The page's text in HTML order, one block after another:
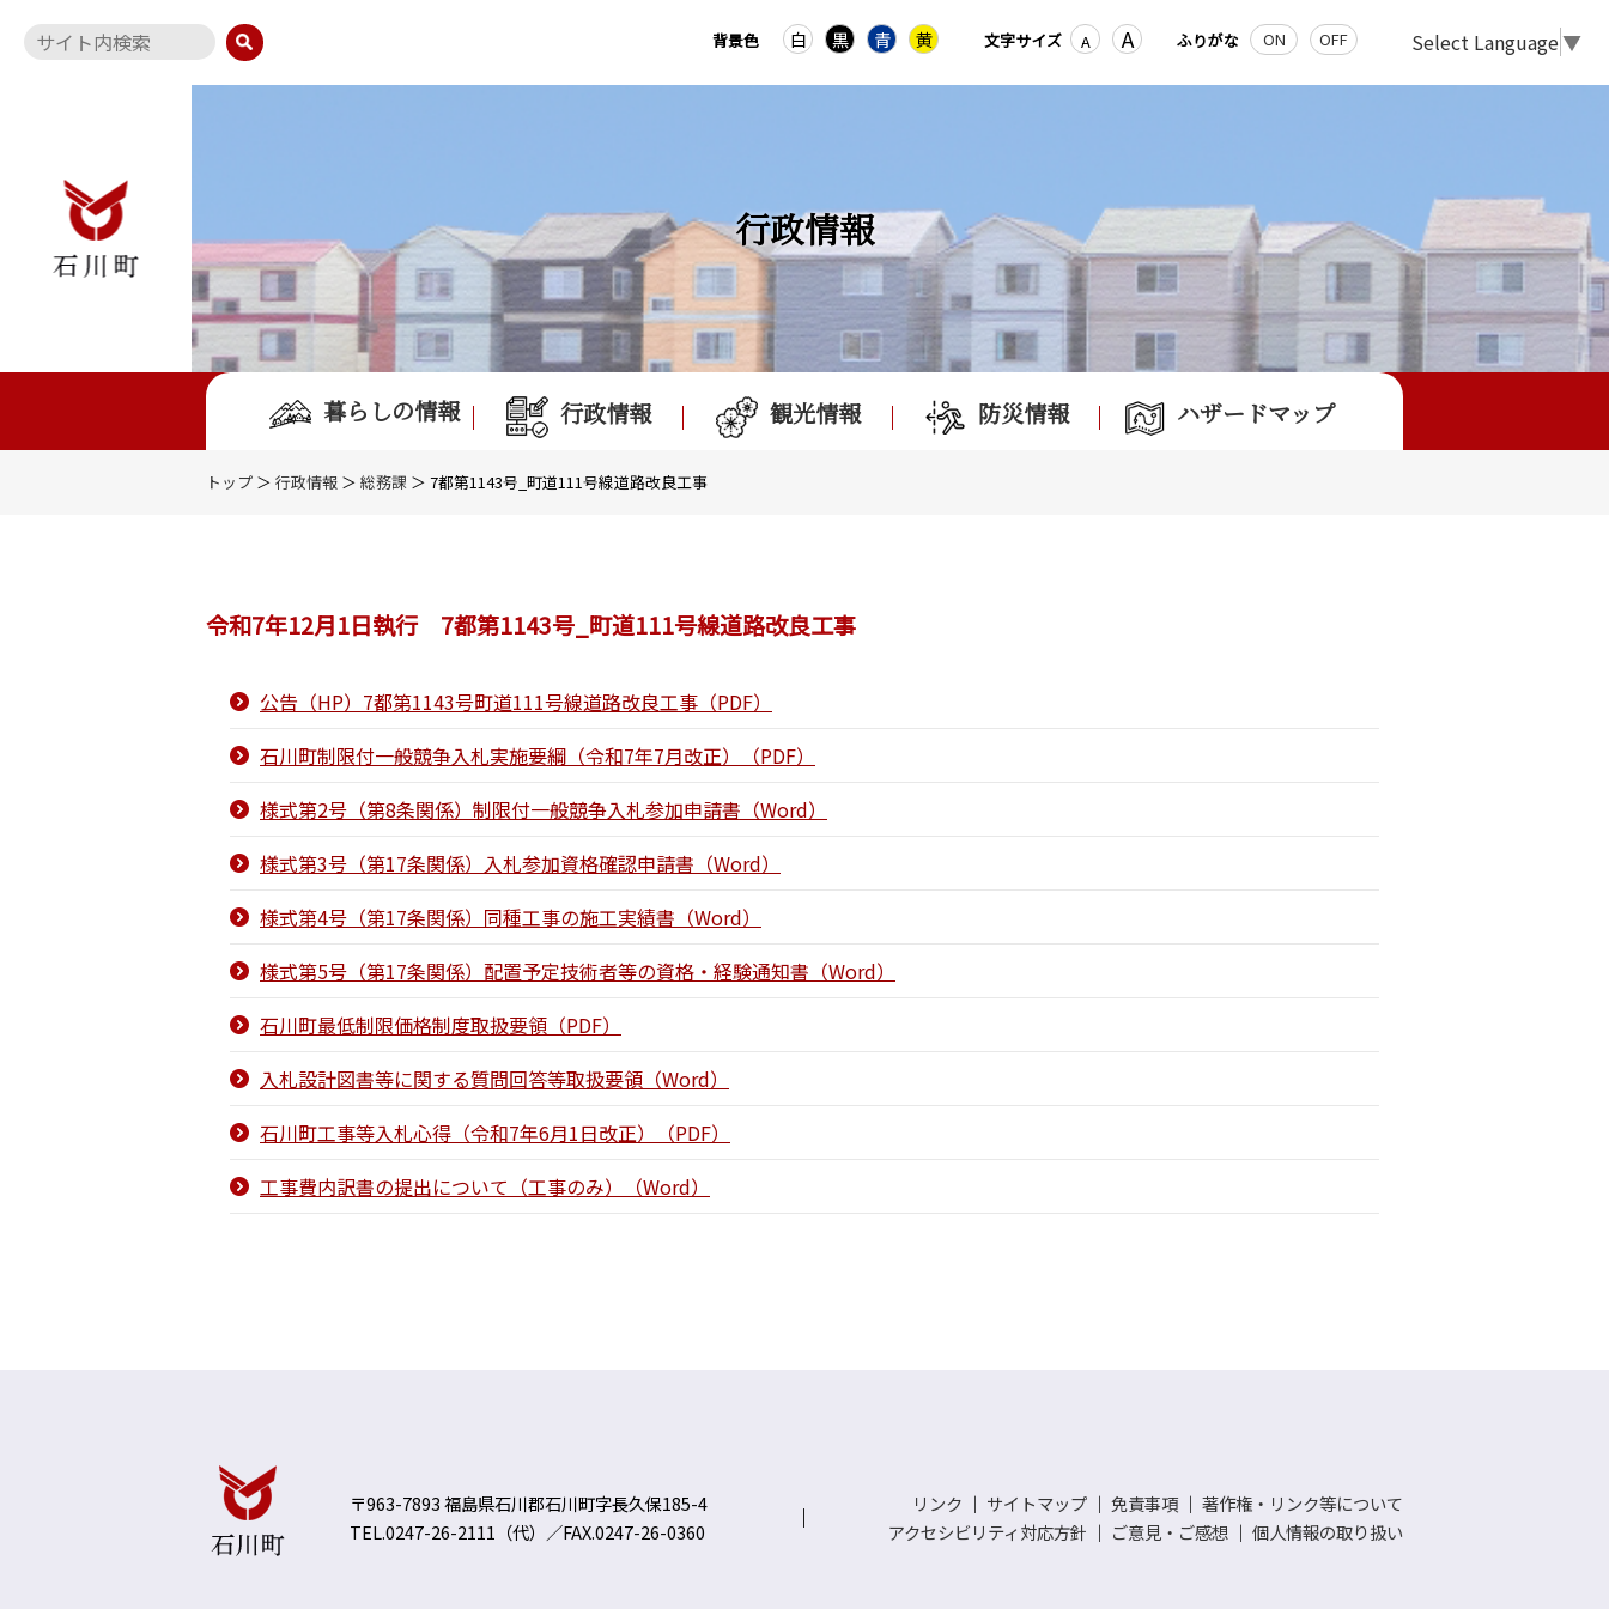
Select Language▼
ふりがな ON OFF
文字サイズ A A
背景色 白 黒 青 黄
行政情報
暮らしの情報 行政情報 観光情報 防災情報 ハザードマップ
トップ ＞ 行政情報 ＞ 総務課 ＞ 7都第1143号_町道111号線道路改良工事
令和7年12月1日執行 7都第1143号_町道111号線道路改良工事
公告（HP）7都第1143号町道111号線道路改良工事（PDF）
石川町制限付一般競争入札実施要綱（令和7年7月改正）（PDF）
様式第2号（第8条関係）制限付一般競争入札参加申請書（Word）
様式第3号（第17条関係）入札参加資格確認申請書（Word）
様式第4号（第17条関係）同種工事の施工実績書（Word）
様式第5号（第17条関係）配置予定技術者等の資格・経験通知書（Word）
石川町最低制限価格制度取扱要領（PDF）
入札設計図書等に関する質問回答等取扱要領（Word）
石川町工事等入札心得（令和7年6月1日改正）（PDF）
工事費内訳書の提出について（工事のみ）（Word）
〒963-7893 福島県石川郡石川町字長久保185-4
TEL.0247-26-2111（代）／FAX.0247-26-0360
リンク ｜ サイトマップ ｜ 免責事項 ｜ 著作権・リンク等について
アクセシビリティ対応方針 ｜ ご意見・ご感想 ｜ 個人情報の取り扱い